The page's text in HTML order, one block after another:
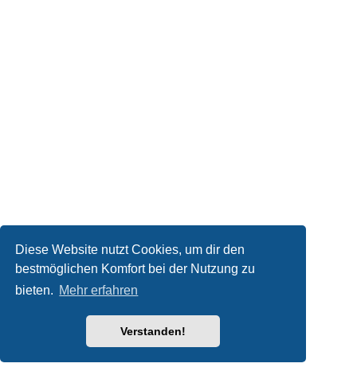
Diese Website nutzt Cookies, um dir den
bestmöglichen Komfort bei der Nutzung zu
bieten. Mehr erfahren
Verstanden!